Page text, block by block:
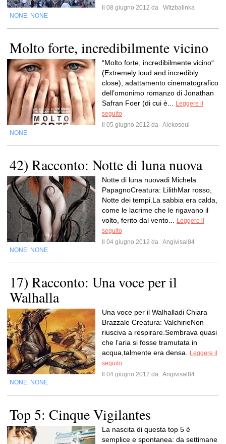
Il 08 giugno 2012 da
Witzbalinka
NONE NONE
Molto forte, incredibilmente vicino
“Molto forte, incredibilmente vicino“
(Extremely loud and incredibly
close), adattamento cinematografico
dell’omonimo romanzo di Jonathan
Safran Foer (di cui è...
Leggere il
seguito
Il 05 giugno 2012 da Alekosoul
NONE
42) Racconto: Notte di luna nuova
Notte di luna nuovadi Michela
PapagnoCreatura: LilithMar rosso,
Notte dei tempi.La sabbia era calda,
come le lacrime che le rigavano il
volto, ferito dal vento...
Leggere il
seguito
Il 04 giugno 2012 da Angivisal84
NONE NONE
17) Racconto: Una voce per il
Walhalla
Una voce per il Walhalladi Chiara
Brazzale Creatura: ValchirieNon
riusciva a respirare.Sembrava quasi
che l’aria si fosse tramutata in
acqua,talmente era densa.
Leggere il
seguito
Il 04 giugno 2012 da Angivisal84
NONE NONE
Top 5: Cinque Vigilantes
La nascita di questa top 5 è
semplice e spontanea: da settimane